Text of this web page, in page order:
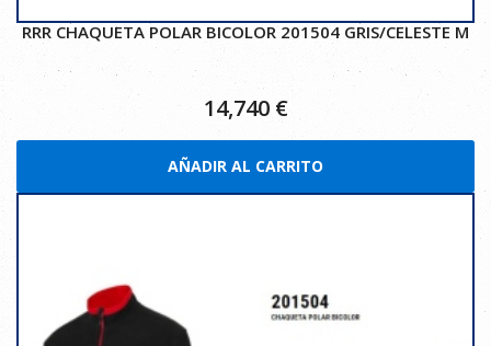
RRR CHAQUETA POLAR BICOLOR 201504 GRIS/CELESTE M
14,740 €
AÑADIR AL CARRITO